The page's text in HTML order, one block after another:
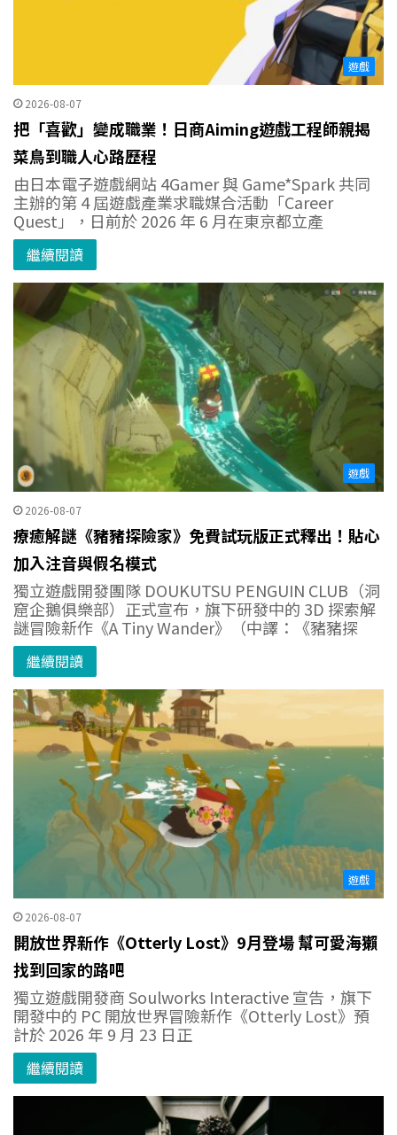
遊戲
2026-08-07
把「喜歡」變成職業！日商Aiming遊戲工程師親揭
菜鳥到職人心路歷程
由日本電子遊戲網站 4Gamer 與 Game*Spark 共同
主辦的第 4 屆遊戲產業求職媒合活動「Career
Quest」，日前於 2026 年 6 月在東京都立產
繼續閱讀
遊戲
2026-08-07
療癒解謎《豬豬探險家》免費試玩版正式釋出！貼心
加入注音與假名模式
獨立遊戲開發團隊 DOUKUTSU PENGUIN CLUB（洞
窟企鵝俱樂部）正式宣布，旗下研發中的 3D 探索解
謎冒險新作《A Tiny Wander》（中譯：《豬豬探
繼續閱讀
遊戲
2026-08-07
開放世界新作《Otterly Lost》9月登場 幫可愛海獺
找到回家的路吧
獨立遊戲開發商 Soulworks Interactive 宣告，旗下
開發中的 PC 開放世界冒險新作《Otterly Lost》預
計於 2026 年 9 月 23 日正
繼續閱讀